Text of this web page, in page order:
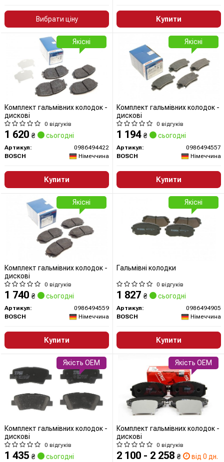
Вибрати ціну Купити
Комплект гальмівних колодок -
дискові
0 відгуків
1 620 ₴ сьогодні
Артикул:
0986494422
BOSCH
Німеччина
Купити
Якісні
Комплект гальмівних колодок -
дискові
0 відгуків
1 194 ₴ сьогодні
Артикул:
0986494557
BOSCH
Німеччина
Купити
Якісні
Комплект гальмівних колодок -
дискові
0 відгуків
1 740 ₴ сьогодні
Артикул:
0986494559
BOSCH
Німеччина
Купити
Якісні
Гальмівні колодки
0 відгуків
1 827 ₴ сьогодні
Артикул:
0986494905
BOSCH
Німеччина
Купити
Якісні
Комплект гальмівних колодок -
дискові
0 відгуків
1 435 ₴ сьогодні
Якість OEM
Комплект гальмівних колодок -
дискові
0 відгуків
2 100 - 2 258 ₴ від 0 дн.
Якість OEM